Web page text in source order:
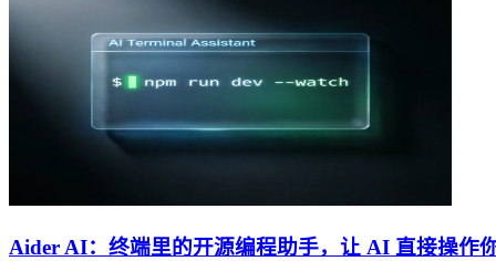
Aider AI：终端里的开源编程助手，让 AI 直接操作